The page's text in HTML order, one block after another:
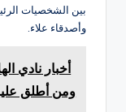
بين الشخصيات
وأصدقاء علاء.
أخبار نادي
ومن أطلق